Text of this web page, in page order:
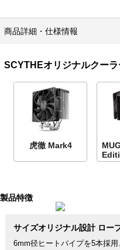
商品詳細・仕様情報
SCYTHEオリジナルクーラ
虎徹 Mark4
製品特徴
サイズオリジナル設計 ロー
6mm径ヒートパイプを5本採